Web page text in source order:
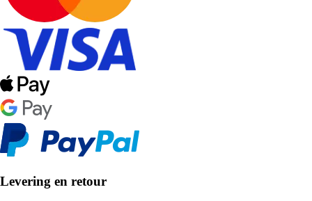
Levering en retour